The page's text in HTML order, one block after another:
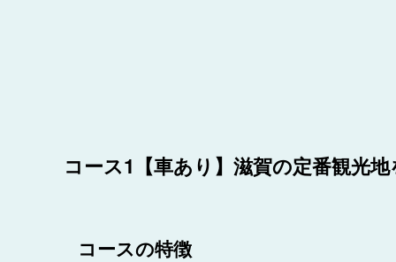
コース1【車あり】滋賀の定番観光
コースの特徴